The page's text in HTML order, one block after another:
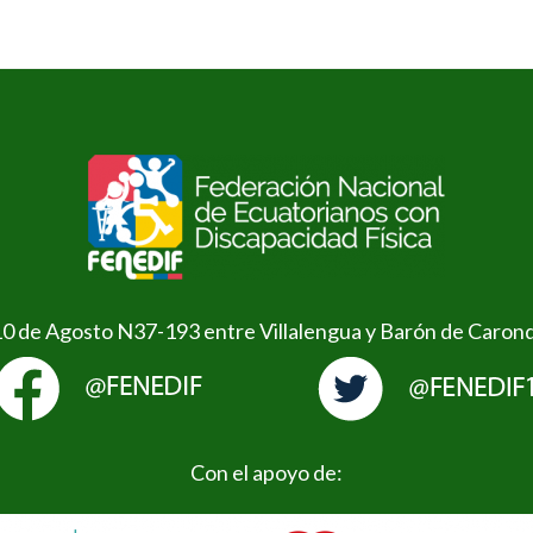
de Agosto N37-193 entre Villalengua y Barón de
Con el apoyo de: